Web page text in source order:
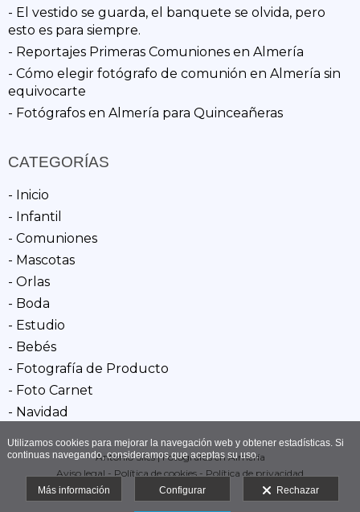
- El vestido se guarda, el banquete se olvida, pero
esto es para siempre.
- Reportajes Primeras Comuniones en Almería
- Cómo elegir fotógrafo de comunión en Almería sin
equivocarte
- Fotógrafos en Almería para Quinceañeras
CATEGORÍAS
- Inicio
- Infantil
- Comuniones
- Mascotas
- Orlas
- Boda
- Estudio
- Bebés
- Fotografía de Producto
- Foto Carnet
- Navidad
Antonio Siles | Fotógrafos en Almería
Aviso legal - Política de cookies - Política de privacidad
Utilizamos cookies para mejorar la navegación web y obtener estadísticas. Si
continuas navegando, consideramos que aceptas su uso.
Más información Configurar Rechazar